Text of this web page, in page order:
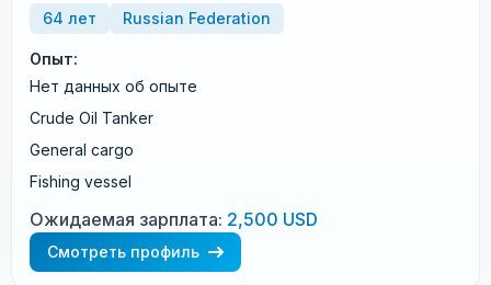
64 лет Russian Federation
Опыт:
Нет данных об опыте
Crude Oil Tanker
General cargo
Fishing vessel
Ожидаемая зарплата: 2,500 USD
Смотреть профиль